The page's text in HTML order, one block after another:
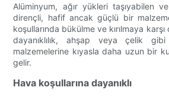
Alüminyum, ağır yükleri taşıyabilen
dirençli, hafif ancak güçlü bir
koşullarında bükülme ve kırılmaya
dayanıklılık, ahşap veya çelik
malzemelerine kıyasla daha uzun bir
gelir.
Hava koşullarına dayanıklı